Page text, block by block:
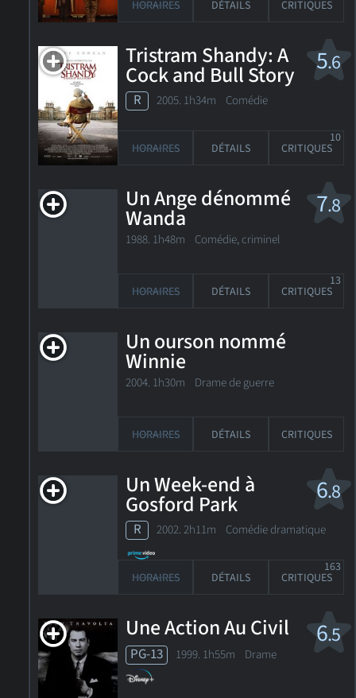
HORAIRES DÉTAILS CRITIQUES
5.6
Tristram Shandy: A
Cock and Bull Story
R 2005. 1h34m Comédie
HORAIRES DÉTAILS CRITIQUES
10
7.8
Un Ange dénommé
Wanda
1988. 1h48m Comédie, criminel
HORAIRES DÉTAILS CRITIQUES
13
Un ourson nommé
Winnie
2004. 1h30m Drame de guerre
HORAIRES DÉTAILS CRITIQUES
6.8
Un Week-end à
Gosford Park
R 2002. 2h11m Comédie dramatique
HORAIRES DÉTAILS CRITIQUES
163
6.5
Une Action Au Civil
PG-13 1999. 1h55m Drame